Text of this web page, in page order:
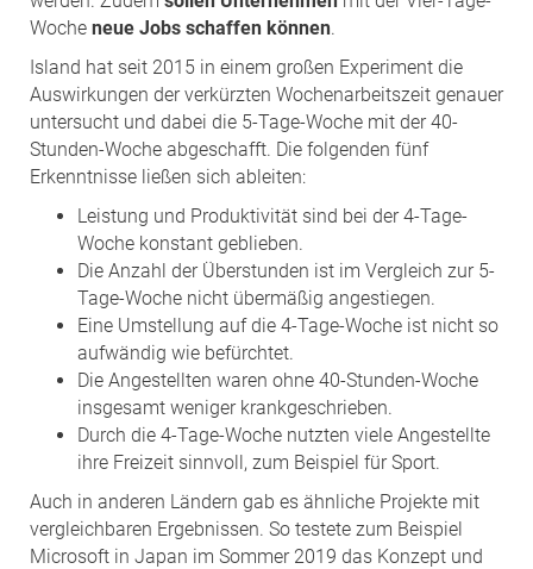
Woche neue Jobs schaffen können.
Island hat seit 2015 in einem großen Experiment die
Auswirkungen der verkürzten Wochenarbeitszeit genauer
untersucht und dabei die 5-Tage-Woche mit der 40-
Stunden-Woche abgeschafft. Die folgenden fünf
Erkenntnisse ließen sich ableiten:
Leistung und Produktivität sind bei der 4-Tage-
Woche konstant geblieben.
Die Anzahl der Überstunden ist im Vergleich zur 5-
Tage-Woche nicht übermäßig angestiegen.
Eine Umstellung auf die 4-Tage-Woche ist nicht so
aufwändig wie befürchtet.
Die Angestellten waren ohne 40-Stunden-Woche
insgesamt weniger krankgeschrieben.
Durch die 4-Tage-Woche nutzten viele Angestellte
ihre Freizeit sinnvoll, zum Beispiel für Sport.
Auch in anderen Ländern gab es ähnliche Projekte mit
vergleichbaren Ergebnissen. So testete zum Beispiel
Microsoft in Japan im Sommer 2019 das Konzept und